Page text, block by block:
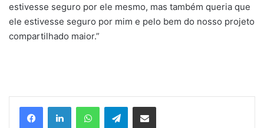
estivesse seguro por ele mesmo, mas também queria que
ele estivesse seguro por mim e pelo bem do nosso projeto
compartilhado maior.”
Telegram